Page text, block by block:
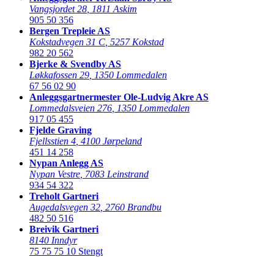
Vangsjordet 28 1811 Askim
905 50 356
Bergen Trepleie AS
Kokstadvegen 31 C 5257 Kokstad
982 20 562
Bjerke & Svendby AS
Løkkafossen 29 1350 Lommedalen
67 56 02 90
Anleggsgartnermester Ole-Ludvig Akre AS
Lommedalsveien 276 1350 Lommedalen
917 05 455
Fjelde Graving
Fjellsstien 4 4100 Jørpeland
451 14 258
Nypan Anlegg AS
Nypan Vestre 7083 Leinstrand
934 54 322
Treholt Gartneri
Augedalsvegen 32 2760 Brandbu
482 50 516
Breivik Gartneri
8140 Inndyr
75 75 75 10 Stengt